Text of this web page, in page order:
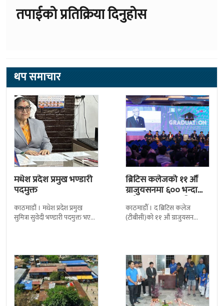
तपाईको प्रतिक्रिया दिनुहोस
थप समाचार
मधेश प्रदेश प्रमुख भण्डारी
पदमुक्त
काठमाडौं । मधेश प्रदेश प्रमुख
सुमित्रा सुवेदी भण्डारी पदमुक्त भएकी
ब्रिटिस कलेजको ११ औँ
ग्राजुयसनमा ६०० भन्दा
बढी ग्राजुयट सम्मानित
काठमाडौँ । द ब्रिटिस कलेज
(टीबीसी)को ११ औं ग्राजुयसन